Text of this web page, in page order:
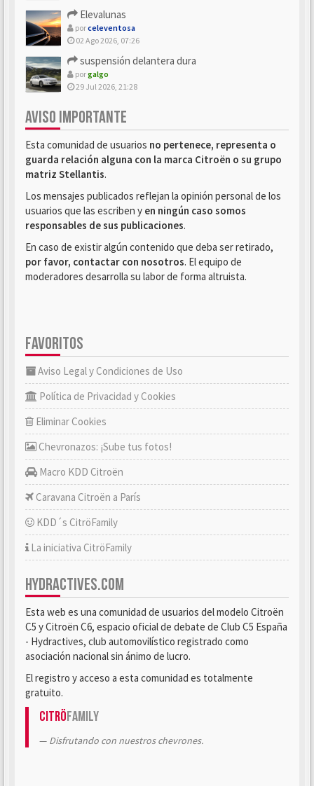
Elevalunas
porceleventosa
02 Ago 2026, 07:26
suspensión delantera dura
porgalgo
29 Jul 2026, 21:28
AVISO IMPORTANTE
Esta comunidad de usuarios no pertenece, representa o
guarda relación alguna con la marca Citroën o su grupo
matriz Stellantis.
Los mensajes publicados reflejan la opinión personal de los
usuarios que las escriben y en ningún caso somos
responsables de sus publicaciones.
En caso de existir algún contenido que deba ser retirado,
por favor, contactar con nosotros. El equipo de
moderadores desarrolla su labor de forma altruista.
FAVORITOS
Aviso Legal y Condiciones de Uso
Política de Privacidad y Cookies
Eliminar Cookies
Chevronazos: ¡Sube tus fotos!
Macro KDD Citroën
Caravana Citroën a París
KDD´s CitröFamily
La iniciativa CitröFamily
HYDRACTIVES.COM
Esta web es una comunidad de usuarios del modelo Citroën
C5 y Citroën C6, espacio oficial de debate de Club C5 España
- Hydractives, club automovilístico registrado como
asociación nacional sin ánimo de lucro.
El registro y acceso a esta comunidad es totalmente
gratuito.
CitröFamily
Disfrutando con nuestros chevrones.